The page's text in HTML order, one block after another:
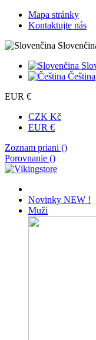
Mapa stránky
Kontaktujte nás
Čeština
EUR €
CZK Kč
EUR €
Zoznam priani ()
Porovnanie ()
Novinky NEW !
Muži